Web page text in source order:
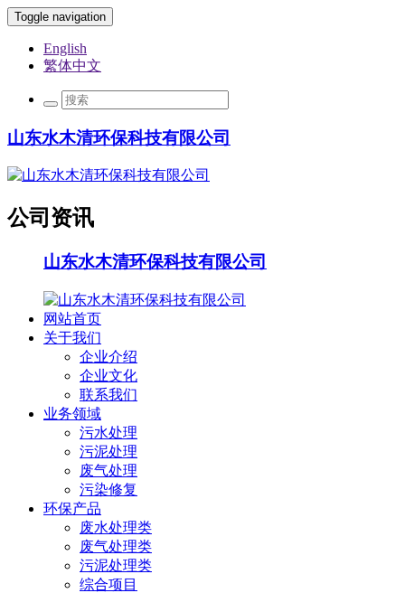
Toggle navigation
English
繁体中文
山东水木清环保科技有限公司
公司资讯
山东水木清环保科技有限公司
网站首页
关于我们
企业介绍
企业文化
联系我们
业务领域
污水处理
污泥处理
废气处理
污染修复
环保产品
废水处理类
废气处理类
污泥处理类
综合项目